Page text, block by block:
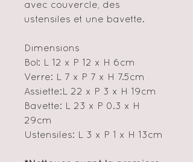
avec couvercle, des
ustensiles et une bavette.
Dimensions
Bol: L 12 x P 12 x H 6cm
Verre: L 7 x P 7 x H 7.5cm
Assiette:L 22 x P 3 x H 19cm
Bavette: L 23 x P 0.3 x H
29cm
Ustensiles: L 3 x P 1 x H 13cm